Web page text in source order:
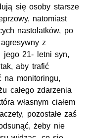
się osoby starsze
natomiast
nastolatków, po
z
jego 21- letni syn,
aby trafić
na monitoringu,
całego zdarzenia
własnym ciałem
pozostałe zaś
żeby nie